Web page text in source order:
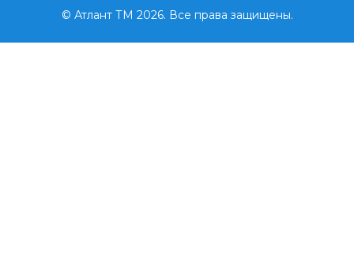
© Атлант ТМ 2026. Все права защищены.